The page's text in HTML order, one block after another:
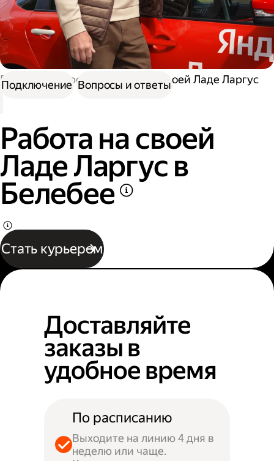
Работа курьером Работа на своей Ладе Ларгус
Работа на своей
Ладе Ларгус в
Белебее
Стать курьером
Подключение Вопросы и ответы
Доставляйте
заказы в
удобное время
По расписанию
Выходите на линию 4 дня в
неделю или чаще.